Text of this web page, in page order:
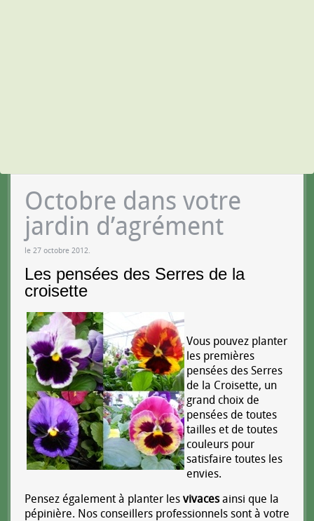
Octobre dans votre
jardin d’agrément
le 27 octobre 2012.
Les pensées des Serres de la
croisette
Vous pouvez planter
les premières
pensées des Serres
de la Croisette, un
grand choix de
pensées de toutes
tailles et de toutes
couleurs pour
satisfaire toutes les
envies.
Pensez également à planter les vivacesainsi que la
pépinière. Nos conseillers professionnels sont à votre